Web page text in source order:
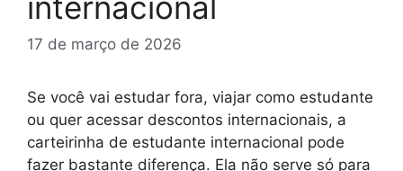
17 de março de 2026
Se você vai estudar fora, viajar como estudante
ou quer acessar descontos internacionais, a
carteirinha de estudante internacional pode
fazer bastante diferença. Ela não serve só para